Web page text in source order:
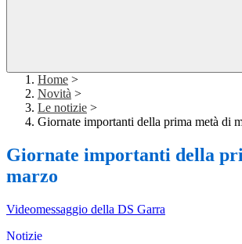
Home >
Novità >
Le notizie >
Giornate importanti della prima metà di
Giornate importanti della
marzo
Videomessaggio della DS Garra
Notizie